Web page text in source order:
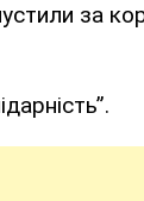
за